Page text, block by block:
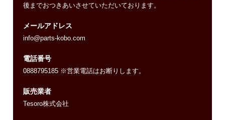
後までおつきあいさせていただいております。
メールアドレス
info@parts-kobo.com
電話番号
0888795185 ※営業電話はお断りします。
販売業者
Tesoro株式会社